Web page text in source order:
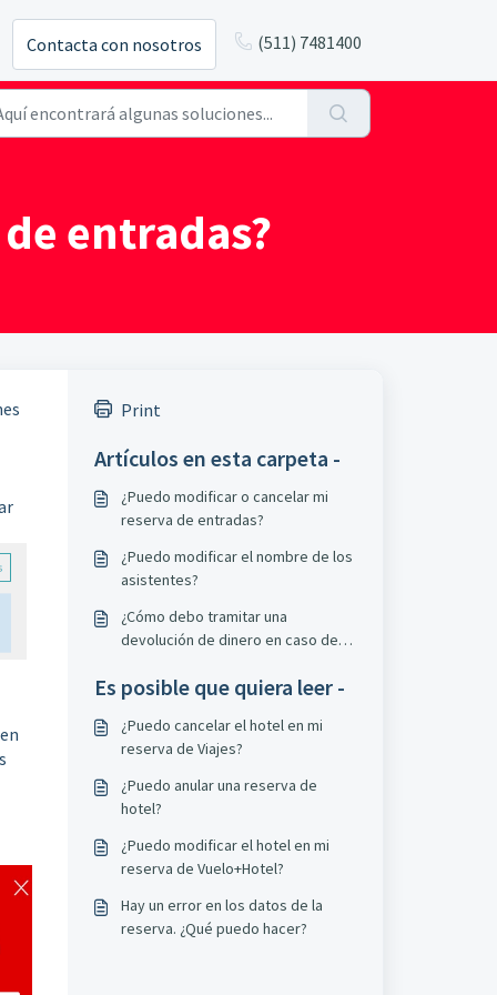
Contacta con nosotros (511) 7481400
entradas?
Print
Artículos en esta carpeta -
¿Puedo modificar o cancelar mi
reserva de entradas?
¿Puedo modificar el nombre de los
asistentes?
¿Cómo debo tramitar una
devolución de dinero en caso de
Es posible que quiera leer -
¿Puedo cancelar el hotel en mi
reserva de Viajes?
¿Puedo anular una reserva de
hotel?
¿Puedo modificar el hotel en mi
reserva de Vuelo+Hotel?
Hay un error en los datos de la
reserva. ¿Qué puedo hacer?